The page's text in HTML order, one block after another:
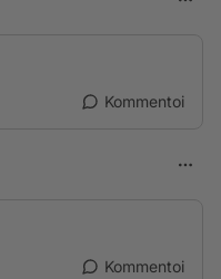
Kommentoi
Kommentoi